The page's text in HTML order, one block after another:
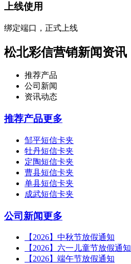
上线使用
绑定端口，正式上线
松北彩信营销新闻资讯
推荐产品
公司新闻
资讯动态
推荐产品更多
邹平短信卡夹
牡丹短信卡夹
定陶短信卡夹
曹县短信卡夹
单县短信卡夹
成武短信卡夹
公司新闻更多
【2026】中秋节放假通知
【2026】六一儿童节放假通知
【2026】端午节放假通知